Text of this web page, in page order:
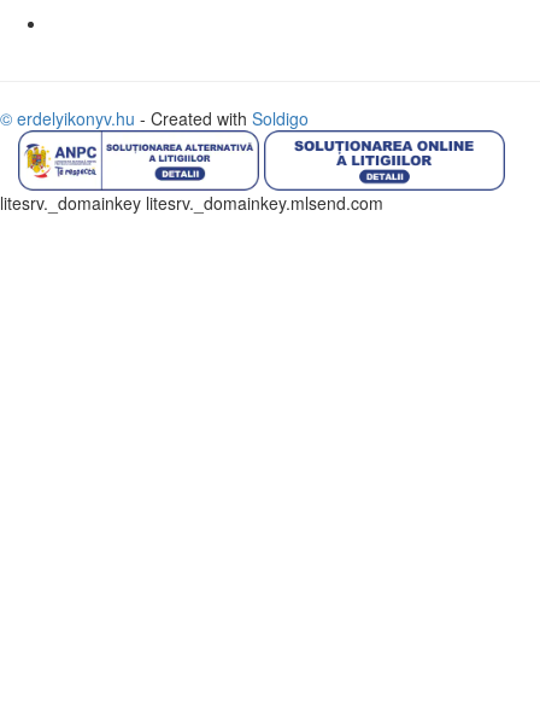
© erdelyikonyv.hu - Created with Soldigo
litesrv._domainkey litesrv._domainkey.mlsend.com